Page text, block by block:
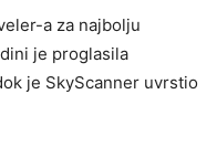
a za najbolju
je proglasila
je SkyScanner uvrstio